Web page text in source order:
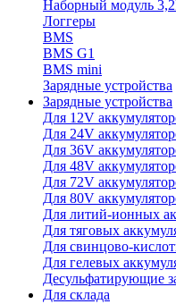
Наборный модуль
Логгеры
BMS
BMS G1
BMS mini
Зарядные устройства
Зарядные устройства
Для 12V
Для 24V
Для 36V
Для 48V
Для 72V
Для 80V
Для литий-ионных
Для тяговых
Для свинцово-
Для гелевых
Десульфатирующие
Для склада